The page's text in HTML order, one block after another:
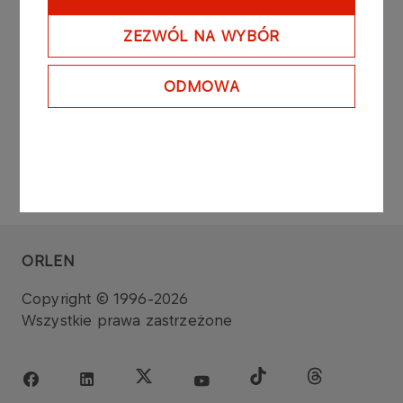
ZEZWÓL NA WYBÓR
ODMOWA
Zarząd PKN ORLEN S.A.
ORLEN
Copyright © 1996-2026
Wszystkie prawa zastrzeżone